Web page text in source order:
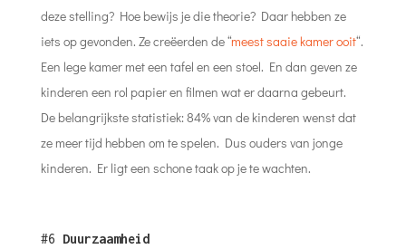
deze stelling? Hoe bewijs je die theorie? Daar hebben ze
iets op gevonden. Ze creëerden de “meest saaie kamer ooit“.
Een lege kamer met een tafel en een stoel. En dan geven ze
kinderen een rol papier en filmen wat er daarna gebeurt.
De belangrijkste statistiek: 84% van de kinderen wenst dat
ze meer tijd hebben om te spelen. Dus ouders van jonge
kinderen. Er ligt een schone taak op je te wachten.
#6 Duurzaamheid